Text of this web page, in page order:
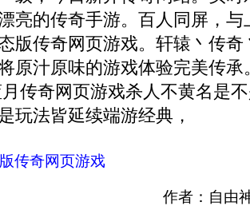
亮的传奇手游。百人同屏，
版传奇网页游戏。轩辕丶传
原汁原味的游戏体验完美传
传奇网页游戏杀人不黄名是
玩法皆延续端游经典，
传奇网页游戏
作者：自由